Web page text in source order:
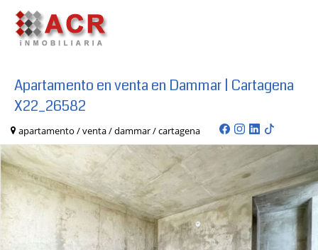
Apartamento en venta en Dammar | Cartagena
X22_26582
apartamento / venta / dammar / cartagena